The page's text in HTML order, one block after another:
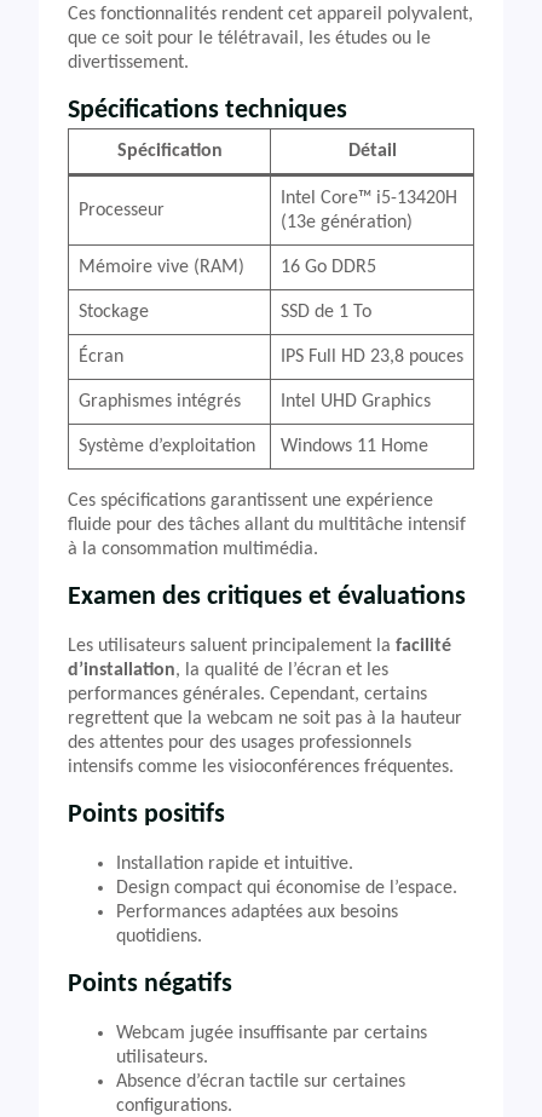
Ces fonctionnalités rendent cet appareil polyvalent,
que ce soit pour le télétravail, les études ou le
divertissement.
Spécifications techniques
Spécification Détail
Processeur
Intel Core™ i5-13420H
(13e génération)
Mémoire vive (RAM) 16 Go DDR5
Stockage SSD de 1 To
Écran IPS Full HD 23,8 pouces
Graphismes intégrés Intel UHD Graphics
Système d’exploitation Windows 11 Home
Ces spécifications garantissent une expérience
fluide pour des tâches allant du multitâche intensif
à la consommation multimédia.
Examen des critiques et évaluations
Les utilisateurs saluent principalement la facilité
d’installation, la qualité de l’écran et les
performances générales. Cependant, certains
regrettent que la webcam ne soit pas à la hauteur
des attentes pour des usages professionnels
intensifs comme les visioconférences fréquentes.
Points positifs
Installation rapide et intuitive.
Design compact qui économise de l’espace.
Performances adaptées aux besoins
quotidiens.
Points négatifs
Webcam jugée insuffisante par certains
utilisateurs.
Absence d’écran tactile sur certaines
configurations.